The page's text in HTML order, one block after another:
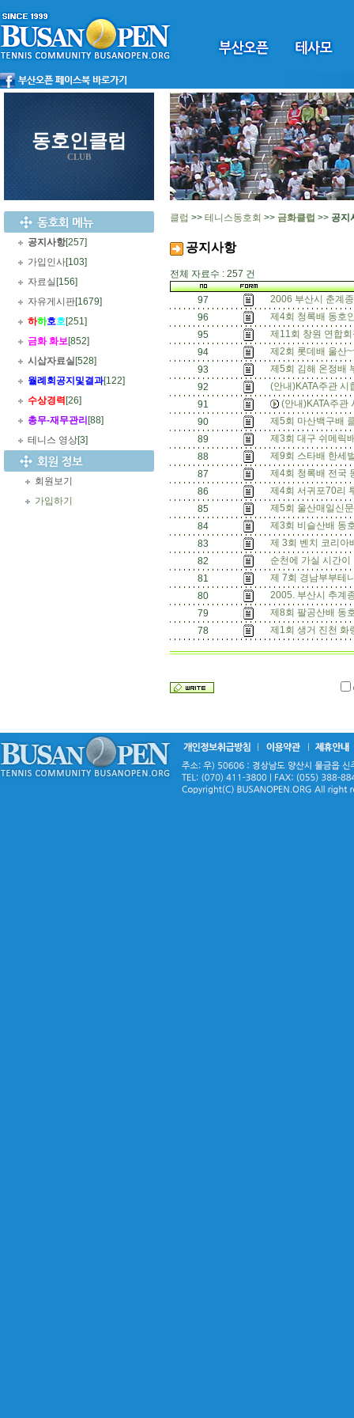
동호인클럽
CLUB
공지사항[257]
가입인사[103]
자료실 [156]
자유게시판[1679]
하하호호[251]
금화 화보[852]
시삽자료실 [528]
월례회공지및결과[122]
수상경력 [26]
총무-재무관리 [88]
테니스 영상[3]
회원보기
가입하기
클럽 >> 테니스동호회 >> 금화클럽 >> 공지
공지사항
전체 자료수 : 257 건
97
2006 부산시 춘계
96
제4회 청록배 동호
95
제11회 창원 연합
94
제2회 롯데배 울산
93
제5회 김해 온정배
92
(안내)KATA주관
91
(안내)KATA주
90
제5회 마산백구배
89
제3회 대구 쉬메릭
88
제9회 스타배 한세
87
제4회 청록배 전국
86
제4회 서귀포70리
85
제5회 울산매일신
84
제3회 비슬산배 동
83
제 3회 벤치 코리
82
순천에 가실 시간
81
제 7회 경남부부테
80
2005. 부산시 추계
79
제8회 팔공산배 동
78
제1회 생거 진천